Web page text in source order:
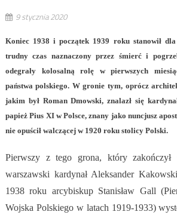
9 stycznia 2020
Koniec 1938 i początek 1939 roku stanowił dla
trudny czas naznaczony przez śmierć i
odegrały kolosalną rolę w pierwszych
państwa polskiego. W gronie tym, oprócz
jakim był Roman Dmowski, znalazł się
papież Pius XI w Polsce, znany jako nuncjusz
nie opuścił walczącej w 1920 roku stolicy Polski.
Pierwszy z tego grona, który zakończył
warszawski kardynał Aleksander
1938 roku arcybiskup Stanisław Gall
Wojska Polskiego w latach 1919-1933)